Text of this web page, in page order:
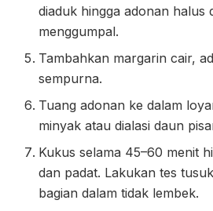
diaduk hingga adonan halus
menggumpal.
Tambahkan margarin cair,
sempurna.
Tuang adonan ke dalam
minyak atau dialasi daun
Kukus selama 45–60 menit
dan padat. Lakukan tes
bagian dalam tidak lembek.